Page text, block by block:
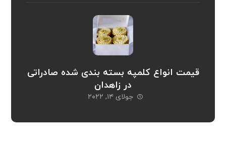
قیمت انواع کلمپه بسته بندی شده صادراتی
در زاهدان
جولای ۱۴, ۲۰۲۲